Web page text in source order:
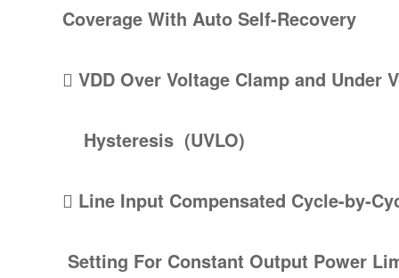
Coverage With Auto Self-Recovery
 VDD Over Voltage Clamp and
Hysteresis (UVLO)
 Line Input Compensated Cycle-by-
Setting For Constant Output Power